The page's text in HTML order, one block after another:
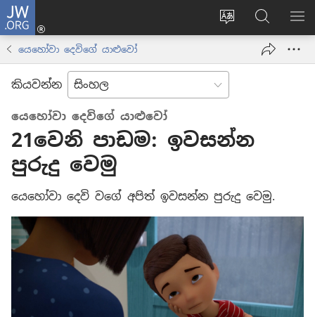
JW.ORG
Change
language
ලොගින්
(opens
JW.ORG
වෙබ්
අඩවියෙන්
යෙහෝවා දෙවිගේ යාළුවෝ
කියවන්න
යෙහෝවා දෙවිගේ යාළුවෝ
21වෙනි පාඩම: ඉවසන්න
පුරුදු වෙමු
යෙහෝවා දෙවි වගේ අපිත් ඉවසන්න පුරුදු වෙමු.